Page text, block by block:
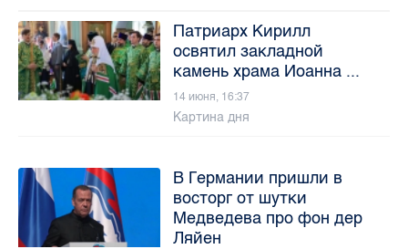
Патриарх Кирилл
освятил закладной
камень храма Иоанна ...
14 июня, 16:37
Картина дня
В Германии пришли в
восторг от шутки
Медведева про фон дер
Ляйен